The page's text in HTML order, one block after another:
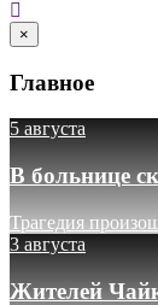
×
Главное
5 августа
В больнице
Трагедия
3 августа
Жителей